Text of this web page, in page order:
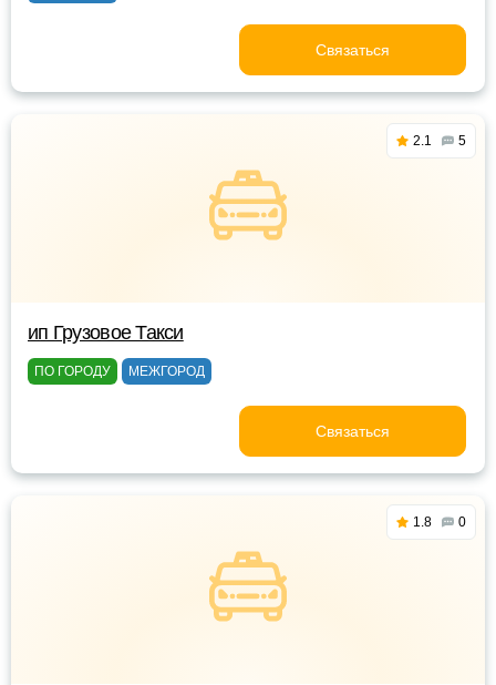
Связаться
2.1 5
ип Грузовое Такси
ПО ГОРОДУ МЕЖГОРОД
Связаться
1.8 0